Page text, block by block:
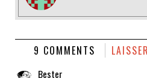
9 COMMENTS
Bester